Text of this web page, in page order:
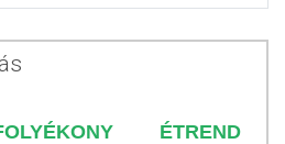
ÉTREND